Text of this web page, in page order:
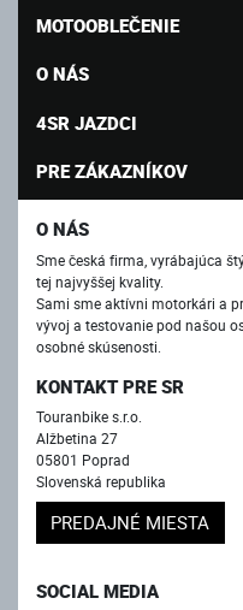
MOTOOBLEČENIE
O NÁS
4SR JAZDCI
PRE ZÁKAZNÍKOV
O NÁS
Sme česká firma, vyrábajúca
tej najvyššej kvality.
Sami sme aktívni motorkári a
vývoj a testovanie pod našou
osobné skúsenosti.
KONTAKT PRE SR
Touranbike s.r.o.
Alžbetina 27
05801 Poprad
Slovenská republika
PREDAJNÉ MIESTA
SOCIAL MEDIA